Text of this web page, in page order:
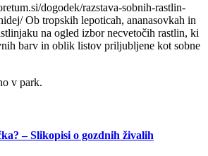
dogodek/razstava-sobnih-rastlin-
Ob tropskih lepoticah, ananasovkah in
na ogled izbor necvetočih rastlin, ki
barv in oblik listov priljubljene kot sobne
v park.
– Slikopisi o gozdnih živalih